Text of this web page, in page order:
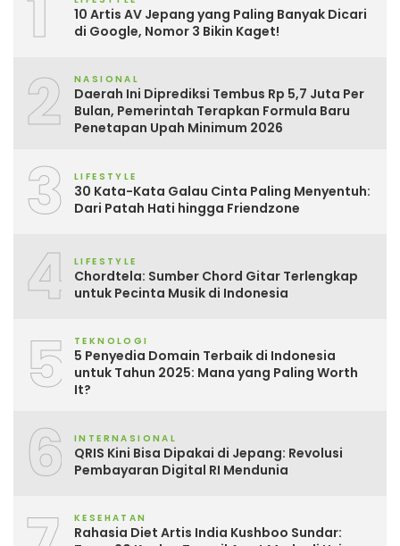
10 Artis AV Jepang yang Paling Banyak Dicari
di Google, Nomor 3 Bikin Kaget!
2 NASIONAL
Daerah Ini Diprediksi Tembus Rp 5,7 Juta Per
Bulan, Pemerintah Terapkan Formula Baru
Penetapan Upah Minimum 2026
3 LIFESTYLE
30 Kata-Kata Galau Cinta Paling Menyentuh:
Dari Patah Hati hingga Friendzone
4 LIFESTYLE
Chordtela: Sumber Chord Gitar Terlengkap
untuk Pecinta Musik di Indonesia
5 TEKNOLOGI
5 Penyedia Domain Terbaik di Indonesia
untuk Tahun 2025: Mana yang Paling Worth
It?
6 INTERNASIONAL
QRIS Kini Bisa Dipakai di Jepang: Revolusi
Pembayaran Digital RI Mendunia
KESEHATAN
Rahasia Diet Artis India Kushboo Sundar: